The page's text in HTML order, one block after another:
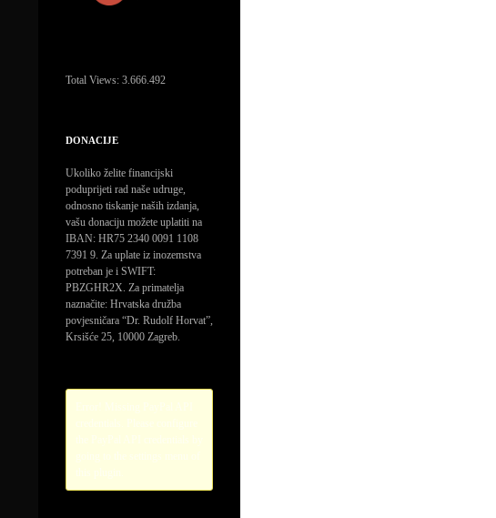
Total Views: 3.666.492
DONACIJE
Ukoliko želite financijski
poduprijeti rad naše udruge,
odnosno tiskanje naših izdanja,
vašu donaciju možete uplatiti na
IBAN: HR75 2340 0091 1108
7391 9. Za uplate iz inozemstva
potreban je i SWIFT:
PBZGHR2X. Za primatelja
naznačite: Hrvatska družba
povjesničara “Dr. Rudolf Horvat”,
Krsišće 25, 10000 Zagreb.